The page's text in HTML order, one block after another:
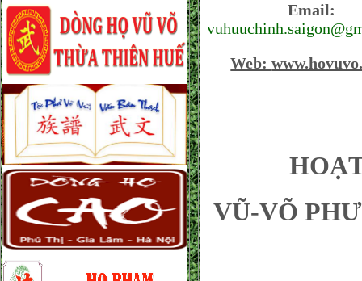
Email:
Web:
HOẠT
VŨ-VÕ